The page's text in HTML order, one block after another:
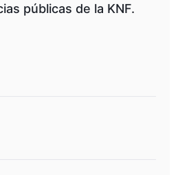
públicas de la KNF.